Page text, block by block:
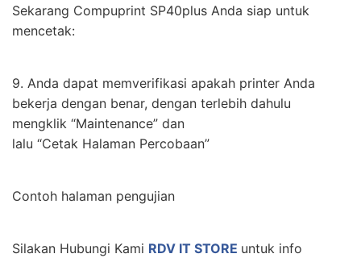
Sekarang Compuprint SP40plus Anda siap untuk
mencetak:
9. Anda dapat memverifikasi apakah printer Anda
bekerja dengan benar, dengan terlebih dahulu
mengklik “Maintenance” dan
lalu “Cetak Halaman Percobaan”
Contoh halaman pengujian
Silakan Hubungi Kami RDV IT STORE untuk info